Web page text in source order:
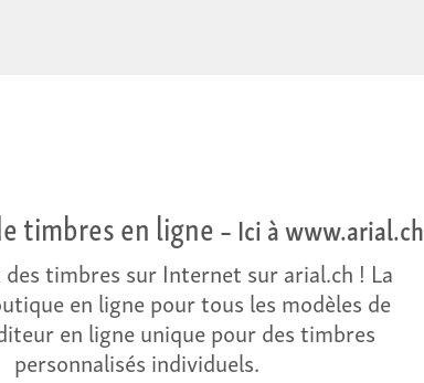
timbres en ligne– Ici à www.arial.ch
des timbres sur Internet sur arial.ch ! La
en ligne pour tous les modèles de
en ligne unique pour des timbres
personnalisés individuels.